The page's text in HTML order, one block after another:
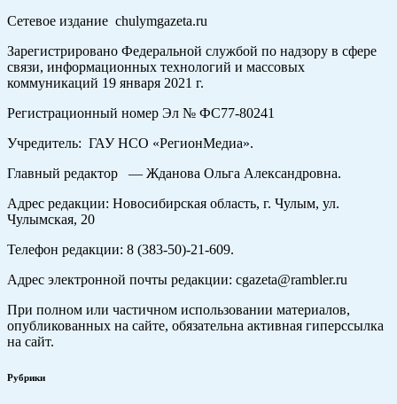
Сетевое издание chulymgazeta.ru
Зарегистрировано Федеральной службой по надзору в сфере
связи, информационных технологий и массовых
коммуникаций 19 января 2021 г.
Регистрационный номер Эл № ФС77-80241
Учредитель: ГАУ НСО «РегионМедиа».
Главный редактор — Жданова Ольга Александровна.
Адрес редакции: Новосибирская область, г. Чулым, ул.
Чулымская, 20
Телефон редакции: 8 (383-50)-21-609.
Адрес электронной почты редакции: cgazeta@rambler.ru
При полном или частичном использовании материалов,
опубликованных на сайте, обязательна активная гиперссылка
на сайт.
Рубрики